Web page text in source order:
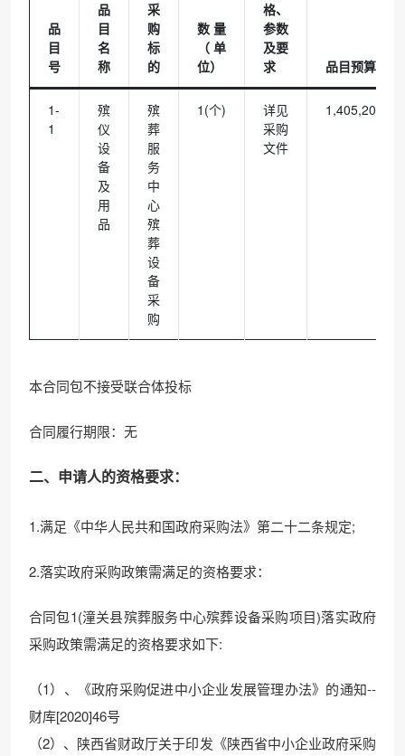
品
目
号
品
目
名
称
采
购
标
的
数量
（单
位）
格、
参数
及要
求
品目预算(元)
1-
1
殡
仪
设
备
及
用
品
殡
葬
服
务
中
心
殡
葬
设
备
采
购
1(个)
详见
采购
文件
1,405,200.00
本合同包不接受联合体投标
合同履行期限：无
二、申请人的资格要求：
1.满足《中华人民共和国政府采购法》第二十二条规定;
2.落实政府采购政策需满足的资格要求：
合同包1(潼关县殡葬服务中心殡葬设备采购项目)落实政府
采购政策需满足的资格要求如下:
（1）、《政府采购促进中小企业发展管理办法》的通知--
财库[2020]46号
（2）、陕西省财政厅关于印发《陕西省中小企业政府采购